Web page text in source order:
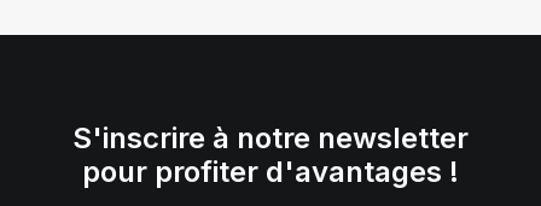
S'inscrire à notre newsletter
pour profiter d'avantages !